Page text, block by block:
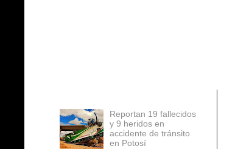
Reportan 19 fallecidos
y 9 heridos en
accidente de tránsito
en Potosí